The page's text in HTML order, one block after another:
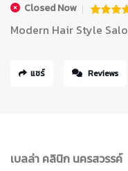
Closed Now
Modern Hair Style
แชร์ Reviews
เบลล่า คลินิก นครสวรรค์